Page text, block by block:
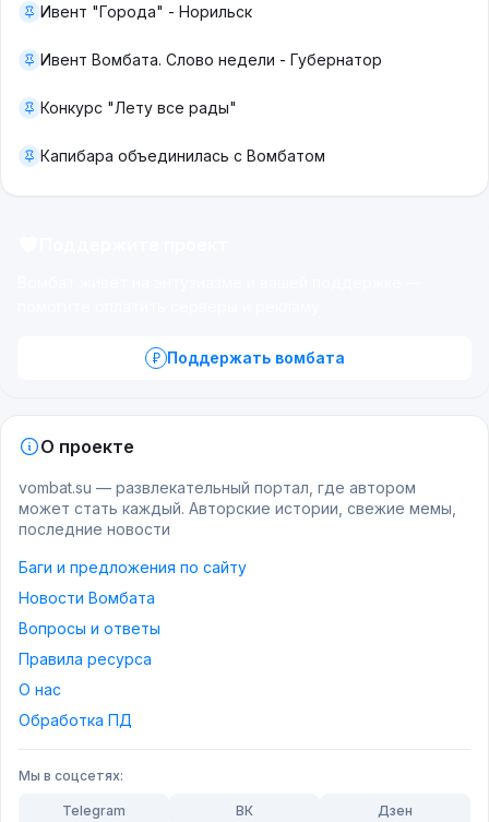
Ивент "Города" - Норильск
Ивент Вомбата. Слово недели - Губернатор
Конкурс "Лету все рады"
Капибара объединилась с Вомбатом
Поддержать вомбата
О проекте
vombat.su — развлекательный портал, где автором
может стать каждый. Авторские истории, свежие мемы,
последние новости
Баги и предложения по сайту
Новости Вомбата
Вопросы и ответы
Правила ресурса
О нас
Обработка ПД
Мы в соцсетях:
Telegram ВК Дзен